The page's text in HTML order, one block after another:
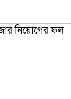
নিয়োগের ফল